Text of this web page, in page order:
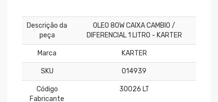
Descrição da
peça
OLEO 80W CAIXA CAMBIO /
DIFERENCIAL 1 LITRO - KARTER
Marca KARTER
SKU 014939
Código
Fabricante
30026 LT